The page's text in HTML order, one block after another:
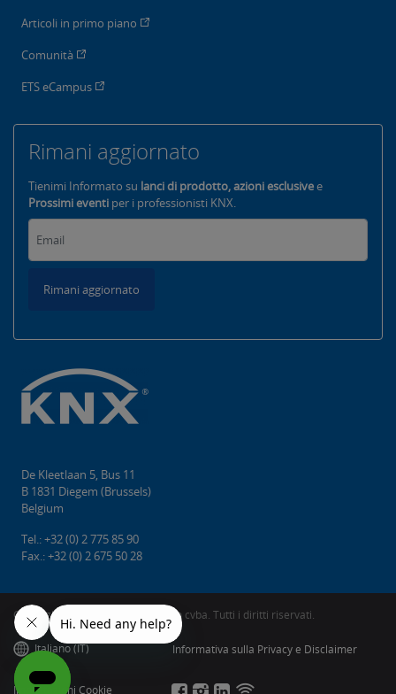
Articoli in primo piano
Comunità
ETS eCampus
Rimani aggiornato
Tienimi Informato su lanci di prodotto, azioni esclusivee
Prossimi eventi per i professionisti KNX.
Rimani aggiornato
De Kleetlaan 5, Bus 11
B 1831 Diegem (Brussels)
Belgium
Tel.: +32 (0) 2 775 85 90
Fax.: +32 (0) 2 675 50 28
Copyright © 2026 KNX Association cvba. Tutti i diritti riservati.
Italiano (IT) Informativa sulla Privacy e Disclaimer
Impostazioni Cookie